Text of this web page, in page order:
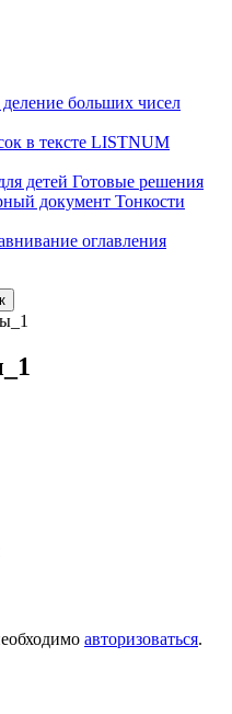
больших чисел
в тексте LISTNUM
детей Готовые решения
документ Тонкости
оглавления
авторизоваться.